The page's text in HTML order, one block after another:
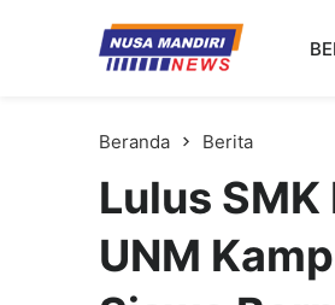
Kampus
Universitas Nusa Mandiri
Beranda Berita
Lulus
UNM